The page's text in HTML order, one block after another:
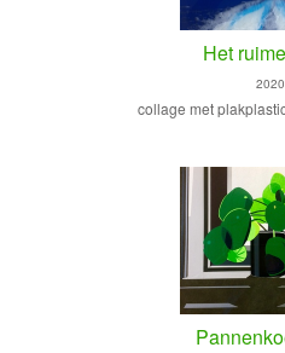
Het
2020
collage met